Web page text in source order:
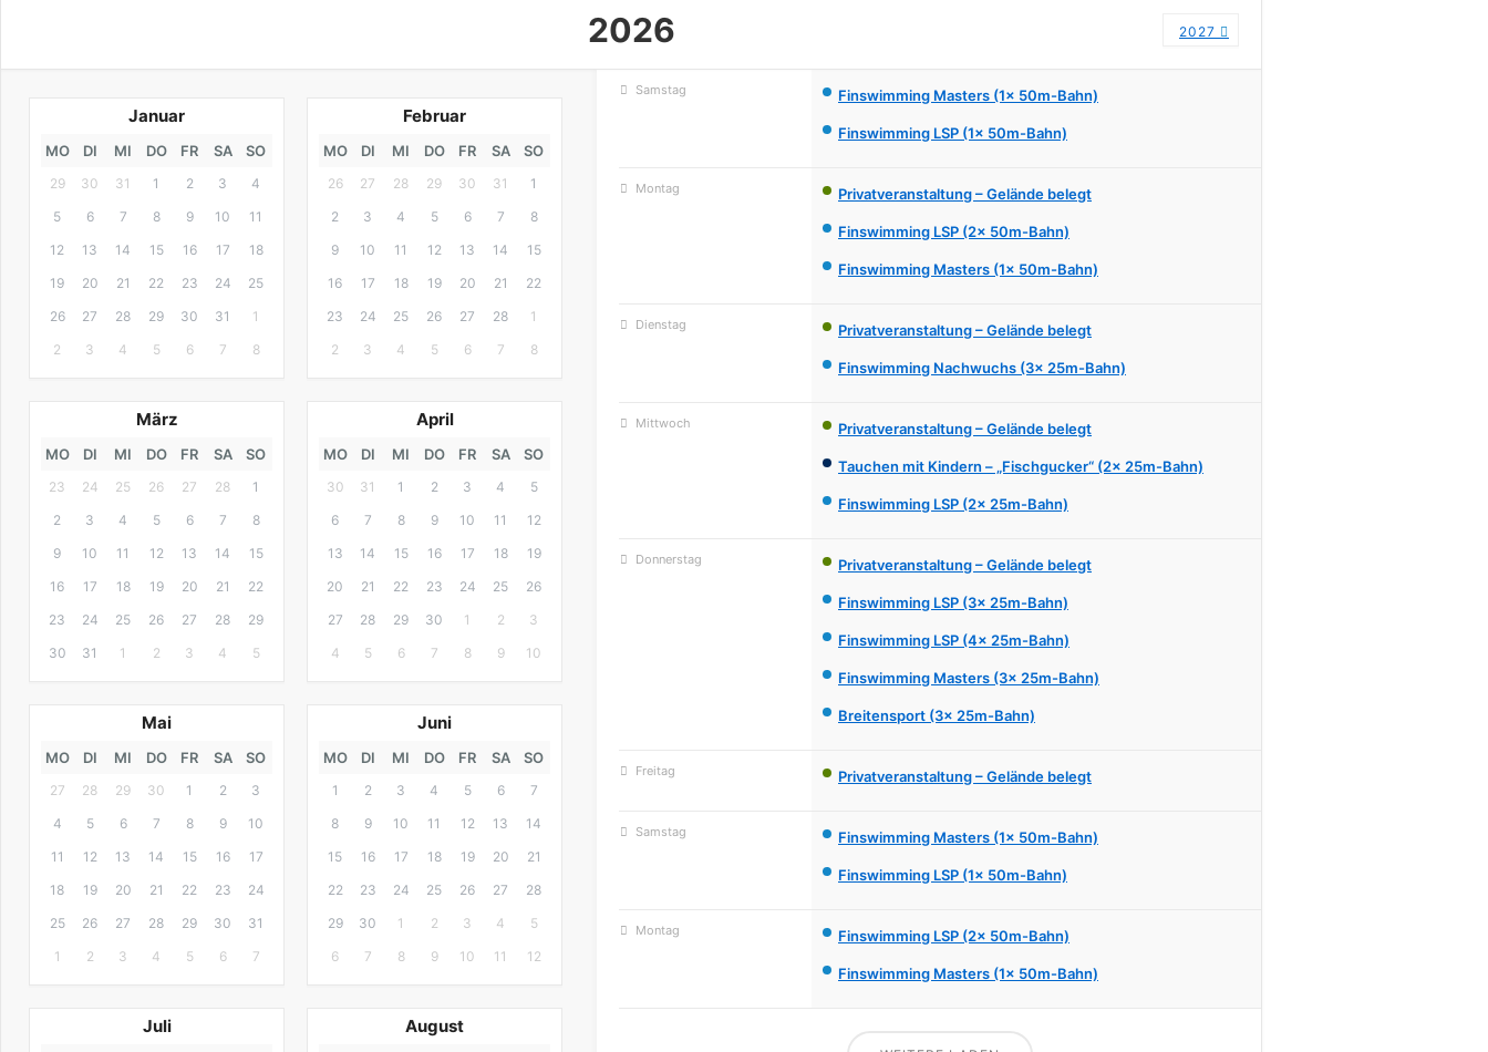
2026 2027
Januar
MO DI MI DO FR SA SO
29 30 31 1 2 3
4
5
6 7 8 9 10
11
12
13 14 15 16 17
18
19
20 21 22 23 24
25
26
27 28 29 30 31
1
2
3 4 5 6 7 8
Februar
MO DI MI DO FR SA SO
26 27 28 29 30 31
1
2
3 4 5 6 7
8
9
10 11 12 13 14
15
16
17 18 19 20 21
22
23
24 25 26 27 28
1
2
3 4 5 6 7 8
März
MO DI MI DO FR SA SO
23 24 25 26 27 28
1
2
3 4 5 6 7
8
9
10 11 12 13 14
15
16
17 18 19 20 21
22
23
24 25 26 27 28
29
30
31 1 2 3 4 5
April
MO DI MI DO FR SA SO
30 31 1 2 3 4
5
6
7 8 9 10 11
12
13
14 15 16 17 18
19
20
21 22 23 24 25
26
27
28 29 30 1 2
3
4
5 6 7 8 9 10
Mai
MO DI MI DO FR SA SO
27 28 29 30 1 2
3
4
5 6 7 8 9
10
11
12 13 14 15 16
17
18
19 20 21 22 23
24
25
26 27 28 29 30
31
1
2 3 4 5 6 7
Juni
MO DI MI DO FR SA SO
1 2 3 4 5 6
7
8
9 10 11 12 13
14
15
16 17 18 19 20
21
22
23 24 25 26 27
28
29
30 1 2 3 4
5
6
7 8 9 10 11 12
Juli August
Samstag Finswimming Masters (1x 50m-Bahn)
Finswimming LSP (1x 50m-Bahn)
Montag Privatveranstaltung – Gelände belegt
Finswimming LSP (2x 50m-Bahn)
Finswimming Masters (1x 50m-Bahn)
Dienstag Privatveranstaltung – Gelände belegt
Finswimming Nachwuchs (3x 25m-Bahn)
Mittwoch Privatveranstaltung – Gelände belegt
Tauchen mit Kindern – „Fischgucker“ (2x 25m-Bahn)
Finswimming LSP (2x 25m-Bahn)
Donnerstag Privatveranstaltung – Gelände belegt
Finswimming LSP (3x 25m-Bahn)
Finswimming LSP (4x 25m-Bahn)
Finswimming Masters (3x 25m-Bahn)
Breitensport (3x 25m-Bahn)
Freitag Privatveranstaltung – Gelände belegt
Samstag Finswimming Masters (1x 50m-Bahn)
Finswimming LSP (1x 50m-Bahn)
Montag Finswimming LSP (2x 50m-Bahn)
Finswimming Masters (1x 50m-Bahn)